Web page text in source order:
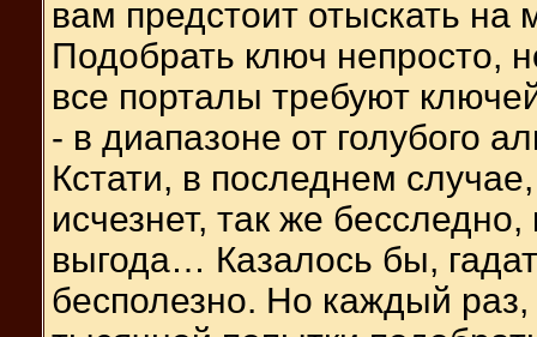
вам предстоит отыскать на
Подобрать ключ непросто,
все порталы требуют
- в диапазоне от голубого
Кстати, в последнем
исчезнет, так же
выгода… Казалось бы,
бесполезно. Но каждый раз,